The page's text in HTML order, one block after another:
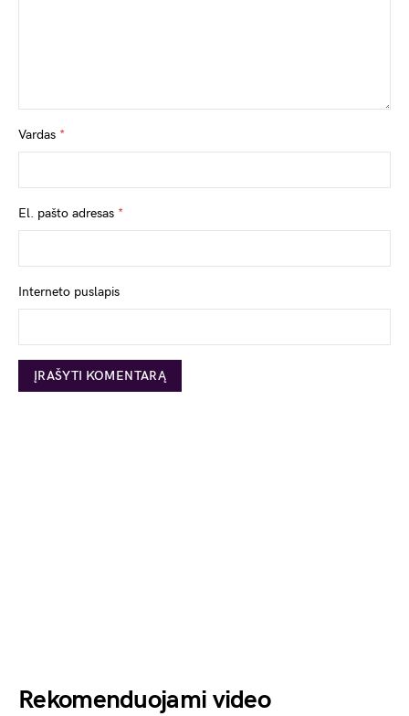
Vardas *
El. pašto adresas *
Interneto puslapis
Rekomenduojami video